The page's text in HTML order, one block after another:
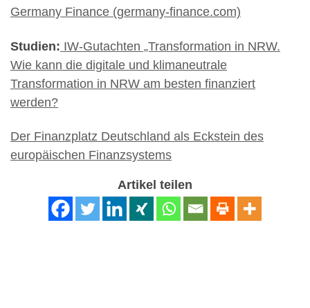
Germany Finance (germany-finance.com)
Studien: IW-Gutachten „Transformation in NRW.
Wie kann die digitale und klimaneutrale
Transformation in NRW am besten finanziert
werden?
Der Finanzplatz Deutschland als Eckstein des
europäischen Finanzsystems
Artikel teilen